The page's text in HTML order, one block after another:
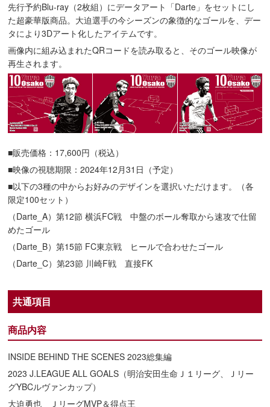
先行予約Blu-ray（2枚組）にデータアート「Darte」をセットにし
た超豪華版商品。大迫選手の今シーズンの象徴的なゴールを、デー
タにより3Dアート化したアイテムです。
画像内に組み込まれたQRコードを読み取ると、そのゴール映像が
再生されます。
■販売価格：17,600円（税込）
■映像の視聴期限：2024年12月31日（予定）
■以下の3種の中からお好みのデザインを選択いただけます。（各
限定100セット）
（Darte_A）第12節 横浜FC戦 中盤のボール奪取から速攻で仕留
めたゴール
（Darte_B）第15節 FC東京戦 ヒールで合わせたゴール
（Darte_C）第23節 川崎F戦 直接FK
共通項目
商品内容
INSIDE BEHIND THE SCENES 2023総集編
2023 J.LEAGUE ALL GOALS（明治安田生命Ｊ１リーグ、Ｊリー
グYBCルヴァンカップ）
大迫勇也 ＪリーグMVP＆得点王